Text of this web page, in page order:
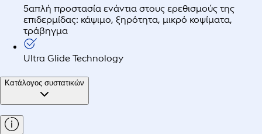
5απλή προστασία ενάντια στους ερεθισμούς της
επιδερμίδας: κάψιμο, ξηρότητα, μικρό κοψίματα,
τράβηγμα
Ultra Glide Technology
Κατάλογος συστατικών